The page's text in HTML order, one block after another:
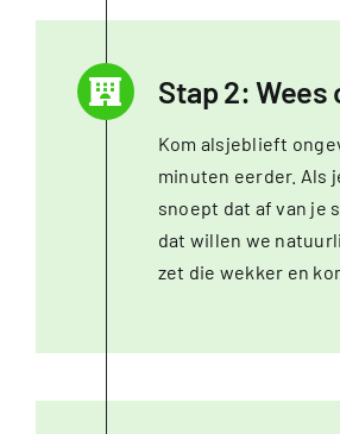
Stap 2: Wees
Kom alsjeblieft
minuten eerder. Als
snoept dat af van je
dat willen we
zet die wekker en